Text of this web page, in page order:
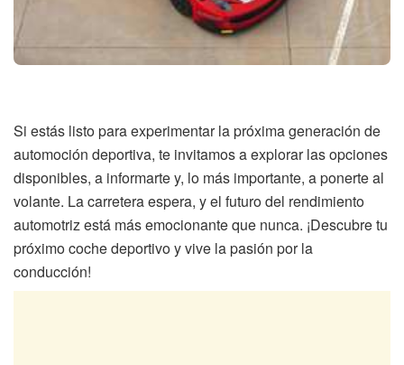
Si estás listo para experimentar la próxima generación de
automoción deportiva, te invitamos a explorar las opciones
disponibles, a informarte y, lo más importante, a ponerte al
volante. La carretera espera, y el futuro del rendimiento
automotriz está más emocionante que nunca. ¡Descubre tu
próximo coche deportivo y vive la pasión por la
conducción!